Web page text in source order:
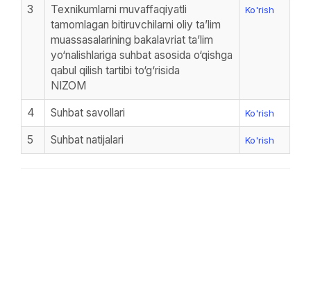
3
Texnikumlarni muvaffaqiyatli
tamomlagan bitiruvchilarni oliy ta’lim
muassasalarining bakalavriat ta’lim
yo‘nalishlariga suhbat asosida o‘qishga
qabul qilish tartibi to‘g‘risida
NIZOM
Ko'rish
4 Suhbat savollari Ko'rish
5 Suhbat natijalari Ko'rish